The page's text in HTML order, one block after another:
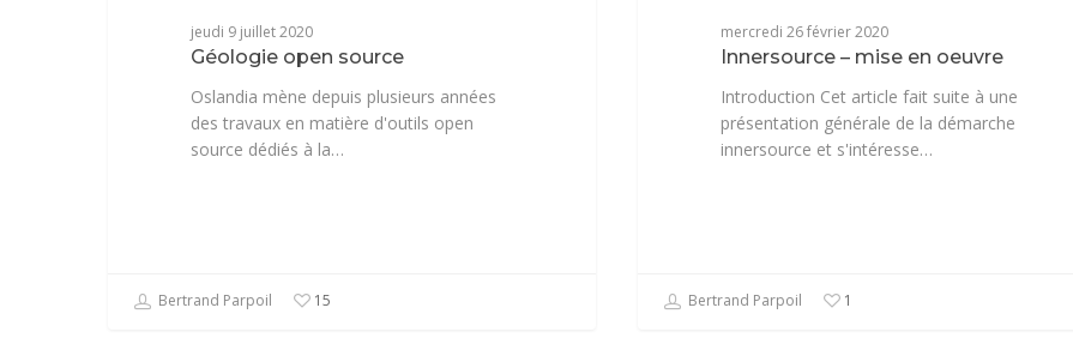
jeudi 9 juillet 2020
Géologie open source
Oslandia mène depuis plusieurs années
des travaux en matière d'outils open
source dédiés à la…
Bertrand Parpoil 15
mercredi 26 février 2020
Innersource – mise en oeuvre
Introduction Cet article fait suite à une
présentation générale de la démarche
innersource et s'intéresse…
Bertrand Parpoil 1